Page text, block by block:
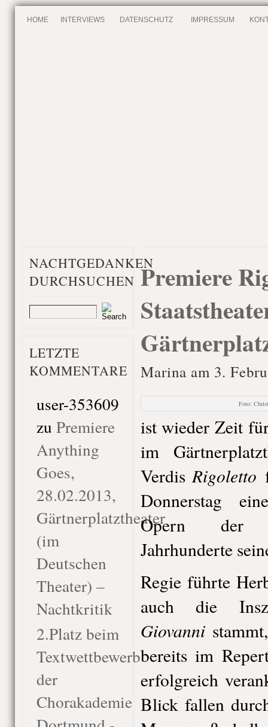
HOME INTERVIEWS DATENSCHUTZ IMPRESSUM
NACHTGEDANKEN
DURCHSUCHEN
LETZTE
KOMMENTARE
user-353609
zu Premiere
Anything
Goes,
28.02.2013,
Gärtnerplatztheater
(im
Deutschen
Theater) –
Nachtkritik
2.Platz beim
Textwettbewerb
der
Chorakademie
Premiere
Marina am 3.
Foto:
ist wieder Zeit
im
VerdisRigoletto
Donnerstag
Opern der
Jahrhunderte
Regie führte
auch die
Giovanni
bereits im
erfolgreich
Blick fallen